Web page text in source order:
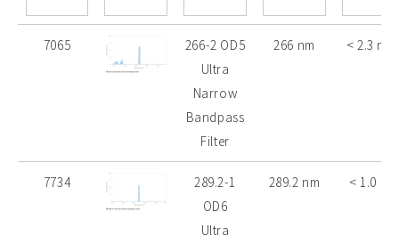
7065
266-2 OD5
Ultra
Narrow
Bandpass
Filter
266 nm < 2.3
7734
289.2-1
OD6
Ultra
289.2 nm < 1.0 nm